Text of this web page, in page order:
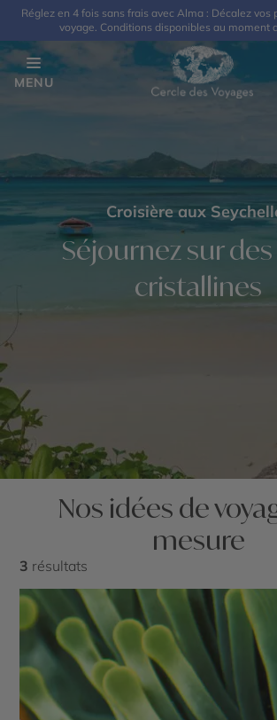
Réglez en 4 fois sans frais avec Alma : Décalez vos
voyage. Conditions disponibles au moment
MENU
Croisière aux
Séjournez sur
cristallines
Nos idées de
mesure
3 résultats